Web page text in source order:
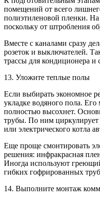
помещений от всего
полиэтиленовой пленки.
поскольку от штробления
Вместе с каналами сразу
розеток и выключателей.
трассы для кондиционера и
13. Уложите теплые полы
Если выбирать экономное
укладке водяного пола.
полностью высохнет.
трубы. По ним циркулирует
или электрического котла
Еще проще смонтировать
решения: инфракрасная
Иногда используют
гибких гофрированных
14. Выполните монтаж